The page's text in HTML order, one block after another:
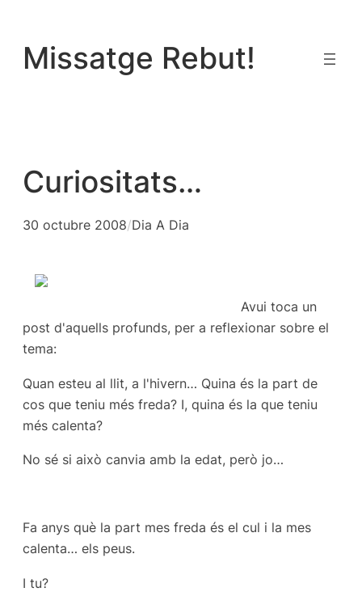
contingut
Missatge Rebut!
Curiositats…
30 octubre 2008/Dia A Dia
Avui toca un
post d'aquells profunds, per a reflexionar sobre el
tema:
Quan esteu al llit, a l'hivern… Quina és la part de
cos que teniu més freda? I, quina és la que teniu
més calenta?
No sé si això canvia amb la edat, però jo…
Fa anys què la part mes freda és el cul i la mes
calenta… els peus.
I tu?